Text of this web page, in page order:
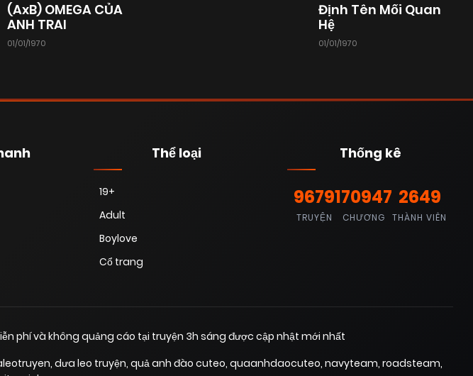
(AxB) OMEGA CỦA
ANH TRAI
01/01/1970
Định Tên Mối Quan
Hệ
01/01/1970
Thể loại
19+
Adult
Boylove
Cổ trang
Thống kê
9679
TRUYỆN
170947
CHƯƠNG
2649
THÀNH VIÊN
phí và không quảng cáo tại truyện 3h sáng được cập nhật mới nhất
, dưa leo truyện, quả anh đào cuteo, quaanhdaocuteo, navyteam, roadsteam,